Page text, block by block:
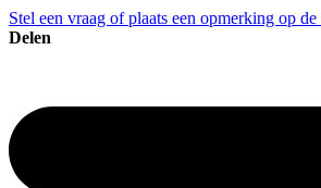
Stel een vraag of plaats een opmerking op
Delen